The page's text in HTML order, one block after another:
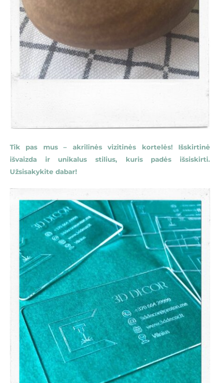
Tik pas mus – akrilinės vizitinės kortelės! Išskirtinė
išvaizda ir unikalus stilius, kuris padės išsiskirti.
Užsisakykite dabar!